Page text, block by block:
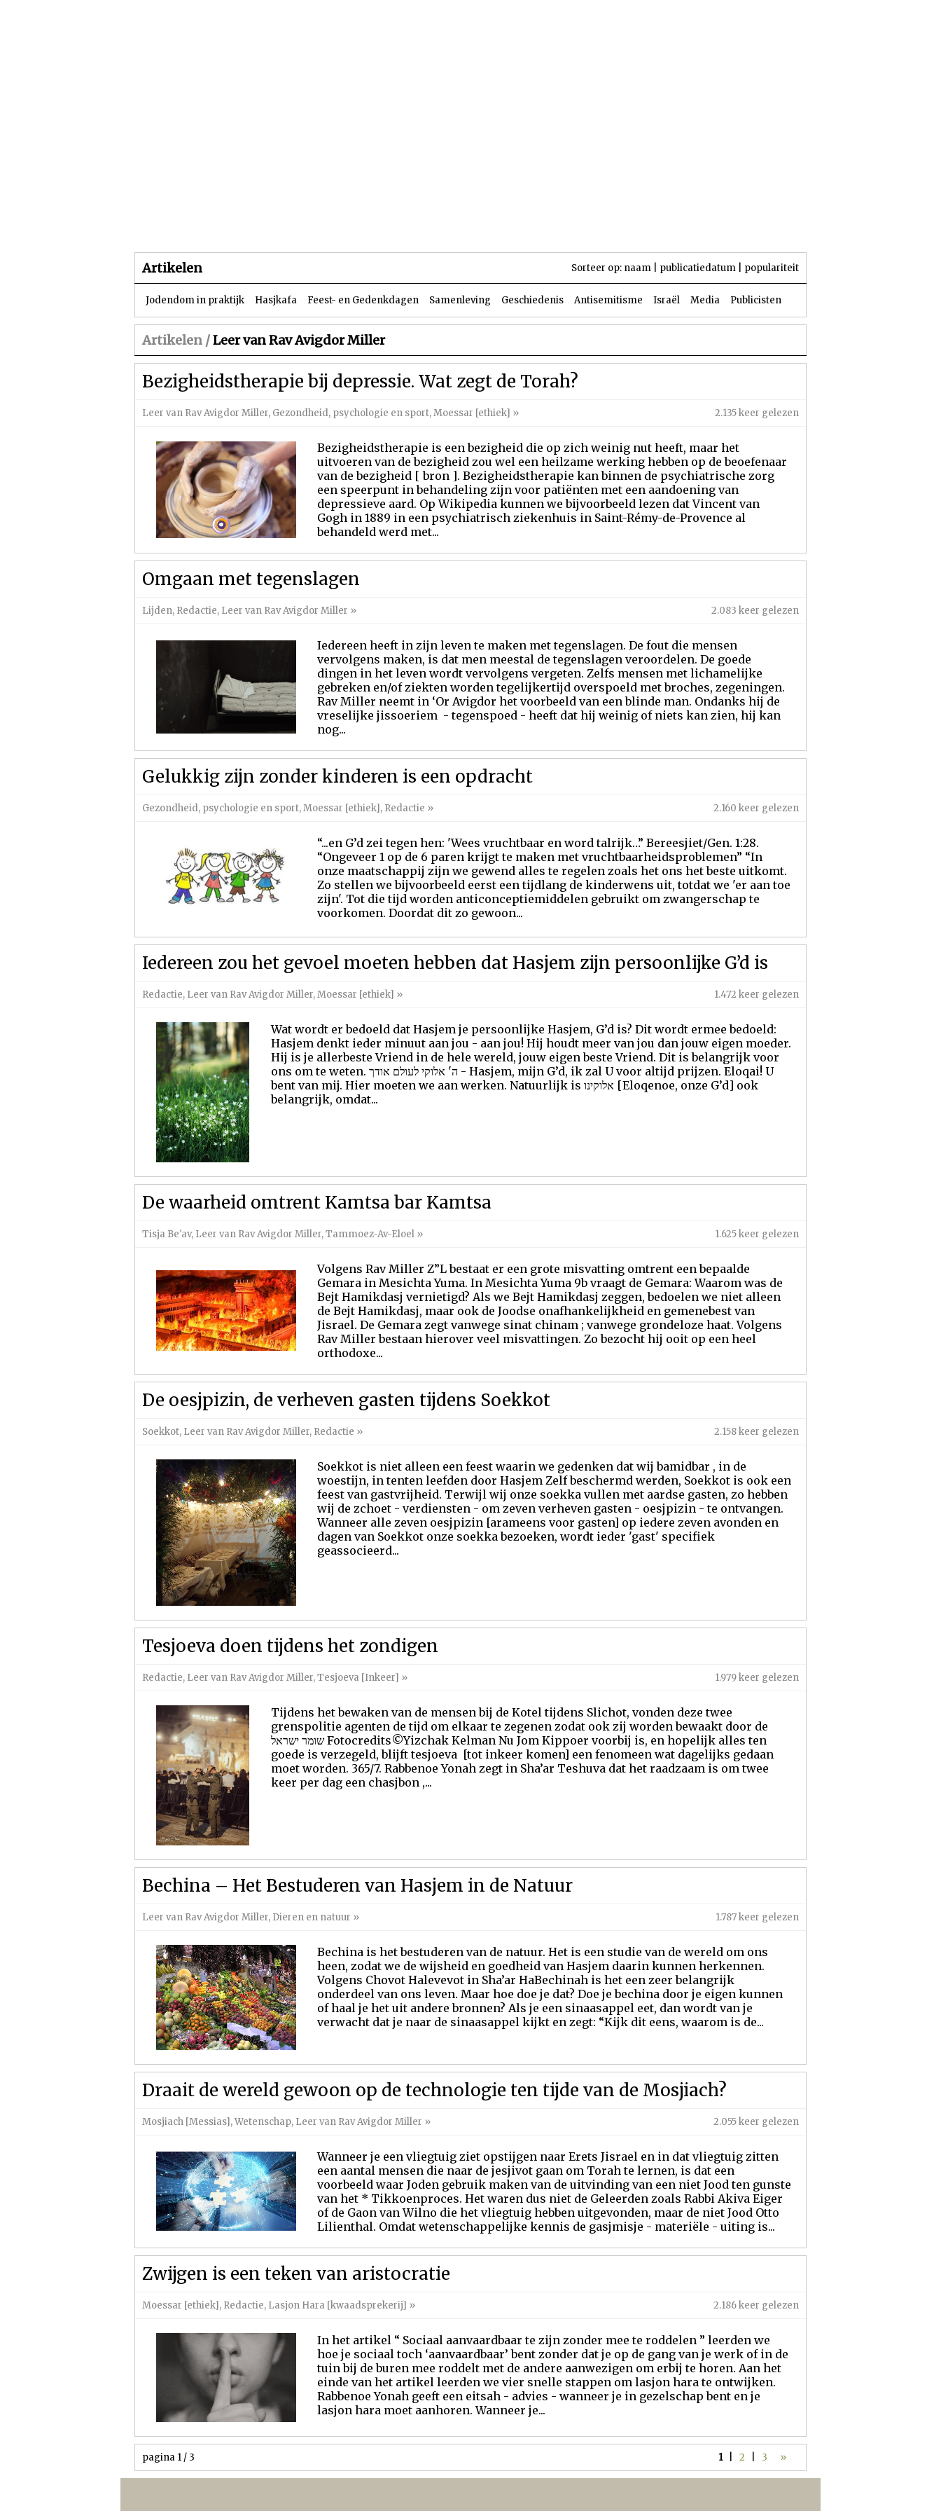
Artikelen Sorteer op: naam publicatiedatum populariteit
Jodendom in praktijk Hasjkafa Feest- en Gedenkdagen Samenleving Geschiedenis Antisemitisme Israël Media Publicisten
Artikelen /Leer van Rav Avigdor Miller
Bezigheidstherapie bij depressie. Wat zegt de Torah?
Leer van Rav Avigdor Miller, Gezondheid, psychologie en sport,Moessar [ethiek] » 2.135 keer gelezen
Bezigheidstherapie is een bezigheid die op zich weinig nut heeft, maar het
uitvoeren van de bezigheid zou wel een heilzame werking hebben op de beoefenaar
van de bezigheid [ bron ]. Bezigheidstherapie kan binnen de psychiatrische zorg
een speerpunt in behandeling zijn voor patiënten met een aandoening van
depressieve aard. Op Wikipedia kunnen we bijvoorbeeld lezen dat Vincent van
Gogh in 1889 in een psychiatrisch ziekenhuis in Saint-Rémy-de-Provence al
behandeld werd met...
Omgaan met tegenslagen
Lijden, Redactie, Leer van Rav Avigdor Miller » 2.083 keer gelezen
Iedereen heeft in zijn leven te maken met tegenslagen. De fout die mensen
vervolgens maken, is dat men meestal de tegenslagen veroordelen. De goede
dingen in het leven wordt vervolgens vergeten. Zelfs mensen met lichamelijke
gebreken en/of ziekten worden tegelijkertijd overspoeld met broches, zegeningen.
Rav Miller neemt in ‘Or Avigdor het voorbeeld van een blinde man. Ondanks hij de
vreselijke jissoeriem - tegenspoed - heeft dat hij weinig of niets kan zien, hij kan
nog...
Gelukkig zijn zonder kinderen is een opdracht
Gezondheid, psychologie en sport,Moessar [ethiek], Redactie » 2.160 keer gelezen
“...en G’d zei tegen hen: 'Wees vruchtbaar en word talrijk…” Bereesjiet/Gen. 1:28.
“Ongeveer 1 op de 6 paren krijgt te maken met vruchtbaarheidsproblemen” “In
onze maatschappij zijn we gewend alles te regelen zoals het ons het beste uitkomt.
Zo stellen we bijvoorbeeld eerst een tijdlang de kinderwens uit, totdat we 'er aan toe
zijn'. Tot die tijd worden anticonceptiemiddelen gebruikt om zwangerschap te
voorkomen. Doordat dit zo gewoon...
Iedereen zou het gevoel moeten hebben dat Hasjem zijn persoonlijke G’d is
Redactie, Leer van Rav Avigdor Miller,Moessar [ethiek] » 1.472 keer gelezen
Wat wordt er bedoeld dat Hasjem je persoonlijke Hasjem, G’d is? Dit wordt ermee bedoeld:
Hasjem denkt ieder minuut aan jou - aan jou! Hij houdt meer van jou dan jouw eigen moeder.
Hij is je allerbeste Vriend in de hele wereld, jouw eigen beste Vriend. Dit is belangrijk voor
ons om te weten. ה' אלוקי לעולם אודך - Hasjem, mijn G’d, ik zal U voor altijd prijzen. Eloqai! U
bent van mij. Hier moeten we aan werken. Natuurlijk is אלוקינו [Eloqenoe, onze G’d] ook
belangrijk, omdat...
De waarheid omtrent Kamtsa bar Kamtsa
Tisja Be'av, Leer van Rav Avigdor Miller,Tammoez-Av-Eloel » 1.625 keer gelezen
Volgens Rav Miller Z”L bestaat er een grote misvatting omtrent een bepaalde
Gemara in Mesichta Yuma. In Mesichta Yuma 9b vraagt ​​de Gemara: Waarom was de
Bejt Hamikdasj vernietigd? Als we Bejt Hamikdasj zeggen, bedoelen we niet alleen
de Bejt Hamikdasj, maar ook de Joodse onafhankelijkheid en gemenebest van
Jisrael. De Gemara zegt vanwege sinat chinam ; vanwege grondeloze haat. Volgens
Rav Miller bestaan hierover veel misvattingen. Zo bezocht hij ooit op een heel
orthodoxe...
De oesjpizin, de verheven gasten tijdens Soekkot
Soekkot, Leer van Rav Avigdor Miller, Redactie » 2.158 keer gelezen
Soekkot is niet alleen een feest waarin we gedenken dat wij bamidbar , in de
woestijn, in tenten leefden door Hasjem Zelf beschermd werden, Soekkot is ook een
feest van gastvrijheid. Terwijl wij onze soekka vullen met aardse gasten, zo hebben
wij de zchoet - verdiensten - om zeven verheven gasten - oesjpizin - te ontvangen.
Wanneer alle zeven oesjpizin [arameens voor gasten] op iedere zeven avonden en
dagen van Soekkot onze soekka bezoeken, wordt ieder 'gast' specifiek
geassocieerd...
Tesjoeva doen tijdens het zondigen
Redactie, Leer van Rav Avigdor Miller,Tesjoeva [Inkeer] » 1.979 keer gelezen
Tijdens het bewaken van de mensen bij de Kotel tijdens Slichot, vonden deze twee
grenspolitie agenten de tijd om elkaar te zegenen zodat ook zij worden bewaakt door de
שומר ישראל Fotocredits©Yizchak Kelman Nu Jom Kippoer voorbij is, en hopelijk alles ten
goede is verzegeld, blijft tesjoeva [tot inkeer komen] een fenomeen wat dagelijks gedaan
moet worden. 365/7. Rabbenoe Yonah zegt in Sha’ar Teshuva dat het raadzaam is om twee
keer per dag een chasjbon ,...
Bechina – Het Bestuderen van Hasjem in de Natuur
Leer van Rav Avigdor Miller, Dieren en natuur » 1.787 keer gelezen
Bechina is het bestuderen van de natuur. Het is een studie van de wereld om ons
heen, zodat we de wijsheid en goedheid van Hasjem daarin kunnen herkennen.
Volgens Chovot Halevevot in Sha’ar HaBechinah is het een zeer belangrijk
onderdeel van ons leven. Maar hoe doe je dat? Doe je bechina door je eigen kunnen
of haal je het uit andere bronnen? Als je een sinaasappel eet, dan wordt van je
verwacht dat je naar de sinaasappel kijkt en zegt: “Kijk dit eens, waarom is de...
Draait de wereld gewoon op de technologie ten tijde van de Mosjiach?
Mosjiach [Messias],Wetenschap, Leer van Rav Avigdor Miller » 2.055 keer gelezen
Wanneer je een vliegtuig ziet opstijgen naar Erets Jisrael en in dat vliegtuig zitten
een aantal mensen die naar de jesjivot gaan om Torah te lernen, is dat een
voorbeeld waar Joden gebruik maken van de uitvinding van een niet Jood ten gunste
van het * Tikkoenproces. Het waren dus niet de Geleerden zoals Rabbi Akiva Eiger
of de Gaon van Wilno die het vliegtuig hebben uitgevonden, maar de niet Jood Otto
Lilienthal. Omdat wetenschappelijke kennis de gasjmisje - materiële - uiting is...
Zwijgen is een teken van aristocratie
Moessar [ethiek], Redactie, Lasjon Hara [kwaadsprekerij] » 2.186 keer gelezen
In het artikel “ Sociaal aanvaardbaar te zijn zonder mee te roddelen ” leerden we
hoe je sociaal toch ‘aanvaardbaar’ bent zonder dat je op de gang van je werk of in de
tuin bij de buren mee roddelt met de andere aanwezigen om erbij te horen. Aan het
einde van het artikel leerden we vier snelle stappen om lasjon hara te ontwijken.
Rabbenoe Yonah geeft een eitsah - advies - wanneer je in gezelschap bent en je
lasjon hara moet aanhoren. Wanneer je...
pagina 1 / 3 1| 2 3 »